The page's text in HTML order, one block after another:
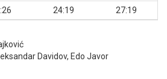
24:19 27:19
Davidov, Edo Javor